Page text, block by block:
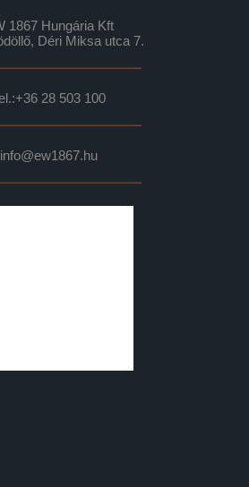
1867 Hungária Kft
Déri Miksa utca 7.
+36 28 503 100
info@ew1867.hu